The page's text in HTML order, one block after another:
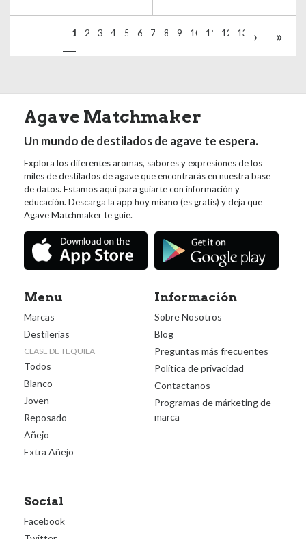
1 2 3 4 5 6 7 8 9 10 11 12 13 › »
Agave Matchmaker
Un mundo de destilados de agave te espera.
Explora los diferentes aromas, sabores y expresiones de los
miles de destilados de agave que encontrarás en nuestra base
de datos. Estamos aquí para guiarte con información y
educación. Descarga la app hoy mismo (es gratis) y deja que
Agave Matchmaker te guíe.
Menu
Marcas
Destilerías
CLASE DE TEQUILA
Todos
Blanco
Joven
Reposado
Añejo
Extra Añejo
Información
Sobre Nosotros
Blog
Preguntas más frecuentes
Política de privacidad
Contactanos
Programas de márketing de
marca
Social
Facebook